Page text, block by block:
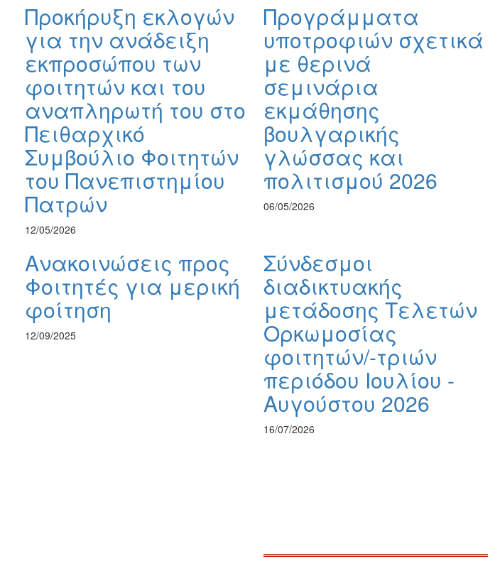
Προκήρυξη εκλογών
για την ανάδειξη
εκπροσώπου των
φοιτητών και του
αναπληρωτή του στο
Πειθαρχικό
Συμβούλιο Φοιτητών
του Πανεπιστημίου
Πατρών
12/05/2026
Προγράμματα
υποτροφιών σχετικά
με θερινά
σεμινάρια
εκμάθησης
βουλγαρικής
γλώσσας και
πολιτισμού 2026
06/05/2026
Ανακοινώσεις προς
Φοιτητές για μερική
φοίτηση
12/09/2025
Σύνδεσμοι
διαδικτυακής
μετάδοσης Τελετών
Ορκωμοσίας
φοιτητών/-τριών
περιόδου Ιουλίου -
Αυγούστου 2026
16/07/2026